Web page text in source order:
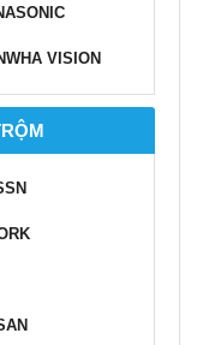
VISION